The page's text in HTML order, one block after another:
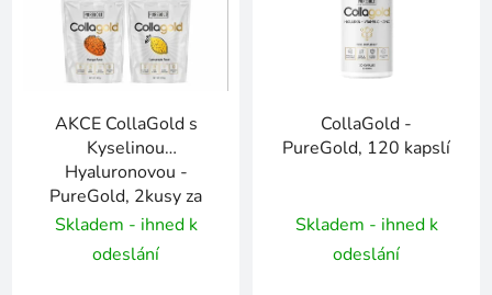
AKCE CollaGold s
Kyselinou
Hyaluronovou -
PureGold, 2kusy za
799!
Skladem - ihned k
odeslání
CollaGold -
PureGold, 120 kapslí
Skladem - ihned k
odeslání